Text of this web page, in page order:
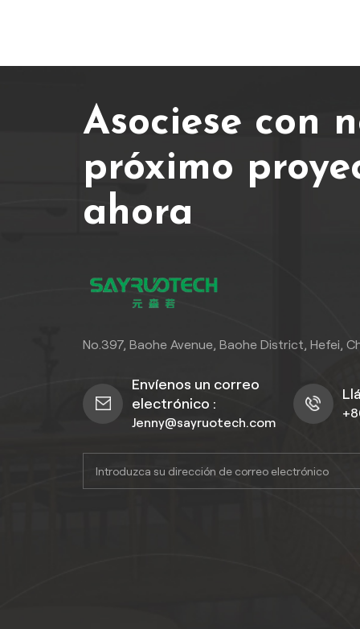
Asociese con
próximo
ahora
No.397, Baohe Avenue, Baohe District, Hefei,
Envíenos un correo
electrónico :
Jenny@sayruotech.com